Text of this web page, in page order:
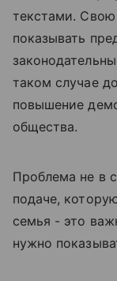
текстами. Свою
показывать
таком случае
повышение
общества.
Проблема не в
подаче,
семья - это
нужно